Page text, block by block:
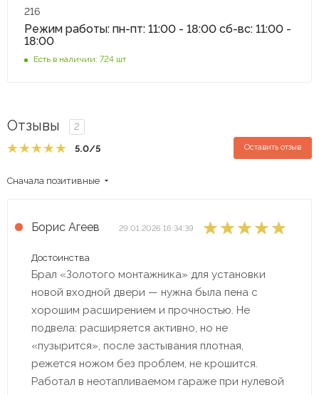
216
Режим работы: пн-пт: 11:00 - 18:00 сб-вс: 11:00 -
18:00
Есть в наличии: 724 шт
Отзывы 2
5.0/5 Оставить отзыв
Сначала позитивные
Борис Агеев 29.01.2026 16:34:39
Достоинства
Брал «Золотого монтажника» для установки
новой входной двери — нужна была пена с
хорошим расширением и прочностью. Не
подвела: расширяется активно, но не
«пузырится», после застывания плотная,
режется ножом без проблем, не крошится.
Работал в неотапливаемом гараже при нулевой